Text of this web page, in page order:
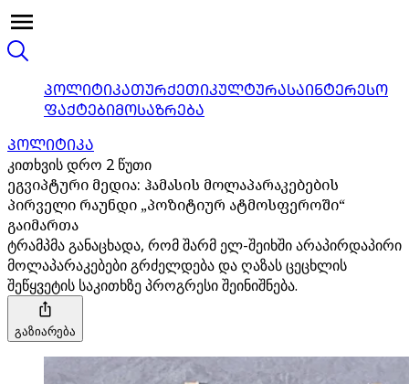
ᲞᲝᲚᲘᲢᲘᲙᲐᲗᲣᲠᲥᲔᲗᲘᲙᲣᲚᲢᲣᲠᲐᲡᲐᲘᲜᲢᲔᲠᲔᲡᲝ
ᲤᲐᲥᲢᲔᲑᲘᲛᲝᲡᲐᲖᲠᲔᲑᲐ
ᲞᲝᲚᲘᲢᲘᲙᲐ
კითხვის დრო 2 წუთი
ეგვიპტური მედია: ჰამასის მოლაპარაკებების
პირველი რაუნდი „პოზიტიურ ატმოსფეროში“
გაიმართა
ტრამპმა განაცხადა, რომ შარმ ელ-შეიხში არაპირდაპირი
მოლაპარაკებები გრძელდება და ღაზას ცეცხლის
შეწყვეტის საკითხზე პროგრესი შეინიშნება.
გაზიარება